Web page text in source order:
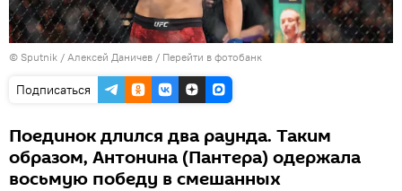
© Sputnik / Алексей Даничев / Перейти в фотобанк
Подписаться
Поединок длился два раунда. Таким
образом, Антонина (Пантера) одержала
восьмую победу в смешанных